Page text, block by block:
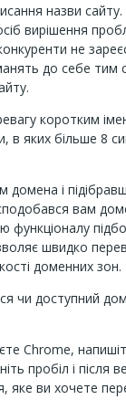
назви
вирішення
не
до себе тим
коротким
в яких більше 8
і
вам
функціоналу
швидко
доменних зон.
чи доступний
Chrome,
пробіл і після
яке ви хочете